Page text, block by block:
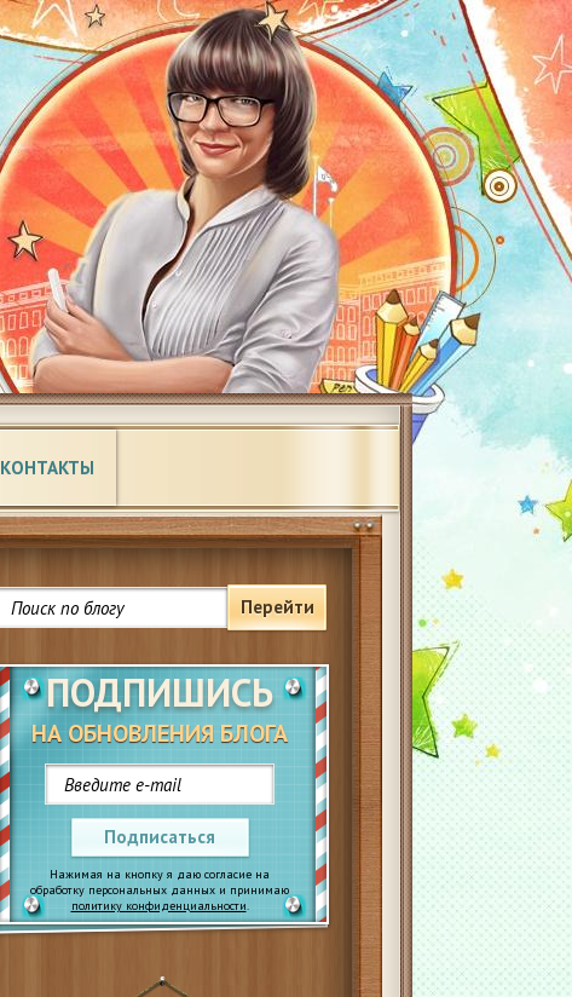
КОНТАКТЫ
Перейти
ПОДПИШИСЬ
НА ОБНОВЛЕНИЯ БЛОГА
Подписаться
Нажимая на кнопку я даю согласие на
обработку персональных данных и принимаю
политику конфиденциальности.